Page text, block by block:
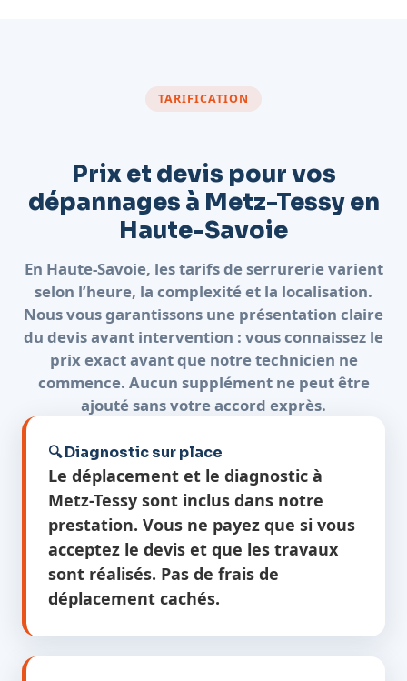
TARIFICATION
Prix et devis pour vos
dépannages à Metz-Tessy en
Haute-Savoie
En Haute-Savoie, les tarifs de serrurerie varient
selon l’heure, la complexité et la localisation.
Nous vous garantissons une présentation claire
du devis avant intervention : vous connaissez le
prix exact avant que notre technicien ne
commence. Aucun supplément ne peut être
ajouté sans votre accord exprès.
🔍 Diagnostic sur place
Le déplacement et le diagnostic à
Metz-Tessy sont inclus dans notre
prestation. Vous ne payez que si vous
acceptez le devis et que les travaux
sont réalisés. Pas de frais de
déplacement cachés.